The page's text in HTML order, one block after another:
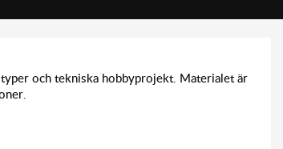
och tekniska hobbyprojekt. Materialet är